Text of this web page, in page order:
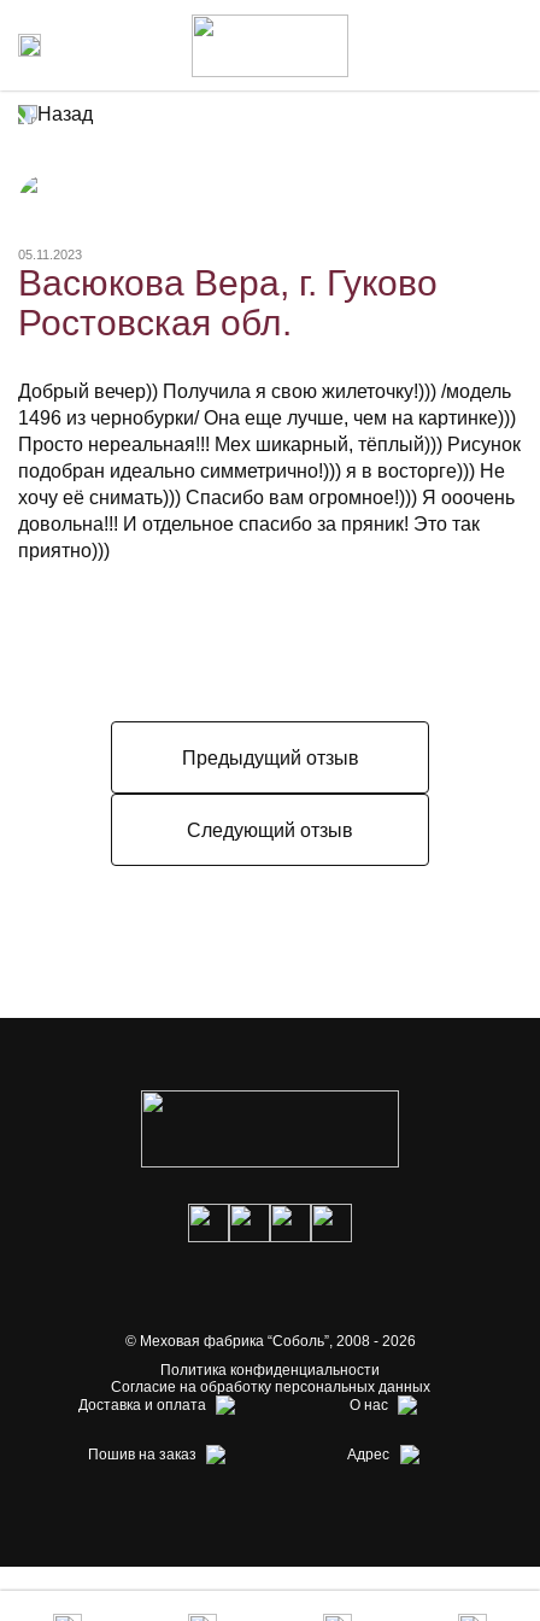
Назад
05.11.2023
Васюкова Вера, г. Гуково
Ростовская обл.
Добрый вечер)) Получила я свою жилеточку!))) /модель
1496 из чернобурки/ Она еще лучше, чем на картинке)))
Просто нереальная!!! Мех шикарный, тёплый))) Рисунок
подобран идеально симметрично!))) я в восторге))) Не
хочу её снимать))) Спасибо вам огромное!))) Я ооочень
довольна!!! И отдельное спасибо за пряник! Это так
приятно)))
Предыдущий отзыв
Следующий отзыв
© Меховая фабрика “Соболь”,2008 - 2026
Политика конфиденциальности
Согласие на обработку персональных данных
Доставка и оплата
О нас
Пошив на заказ Адрес